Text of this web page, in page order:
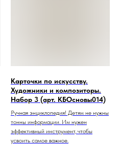
Карточки по искусству.
Художники и композиторы.
Набор 3 (арт. КБОсновы014)
Ручная энциклопедия! Детям не нужны
тонны информации. Им нужен
эффективный инструмент, чтобы
усвоить самое важное.